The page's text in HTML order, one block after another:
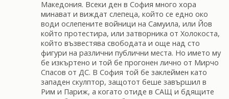
Македония. Всеки ден в София много хора
минават и виждат слепеца, който се едно око
води ослепените войници на Самуила, или Йов
който протестира, или затворника от Холокоста,
който възвестява свободата и още над сто
фигури на различни публични места. Но името му
бе изкъртено и той бе прогонен лично от Мирчо
Спасов от ДС. В София той бе заклеймен като
западен скулптор, защотот беше завършил в
Рим и Париж, а когато отиде в САЩ и бдящите